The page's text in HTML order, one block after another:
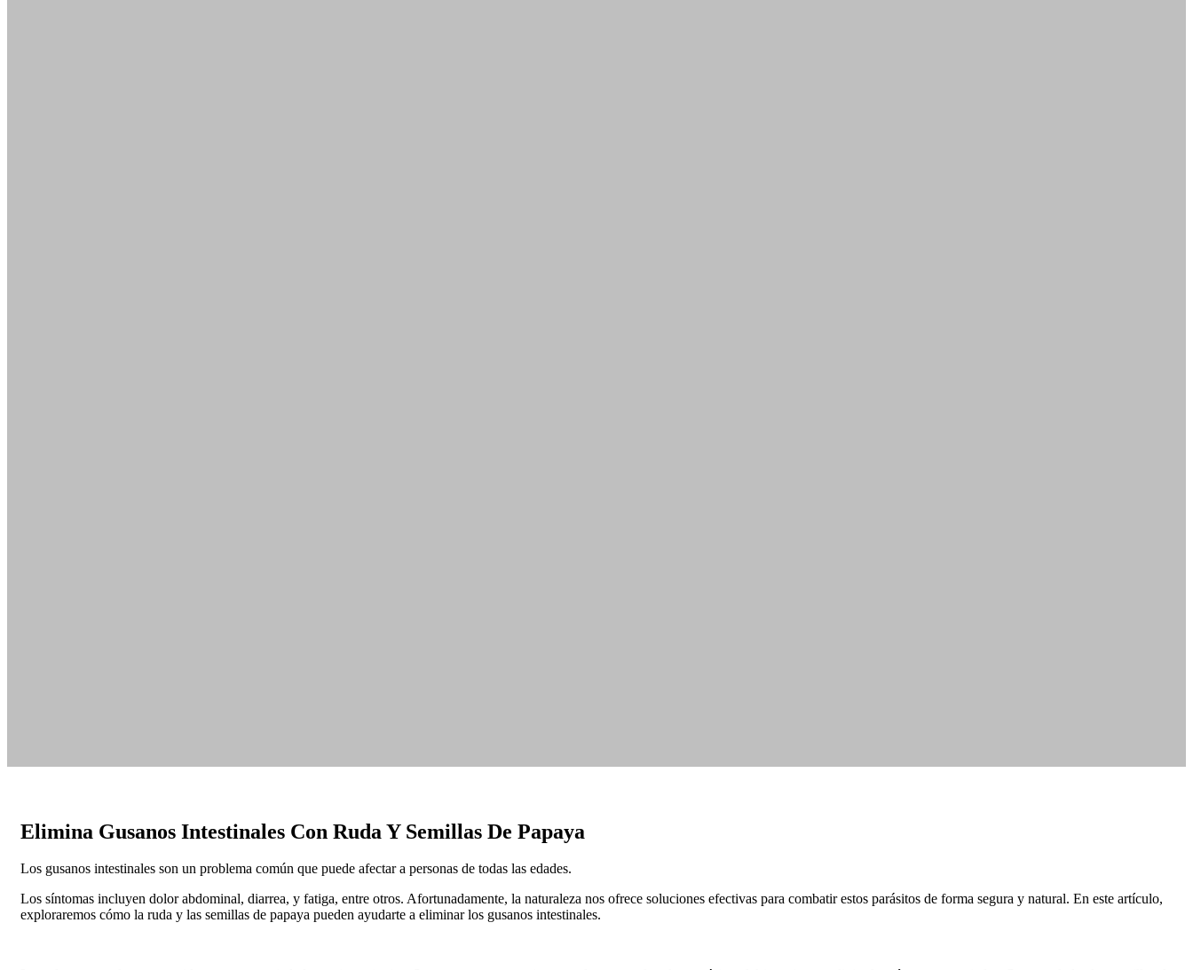
Elimina Gusanos Intestinales Con Ruda Y Semillas De Papaya
Los gusanos intestinales son un problema común que puede afectar a personas de todas las edades.
Los síntomas incluyen dolor abdominal, diarrea, y fatiga, entre otros. Afortunadamente, la naturaleza nos ofrece soluciones efectivas para combatir estos parásitos de forma segura y natural. En este artículo,
exploraremos cómo la ruda y las semillas de papaya pueden ayudarte a eliminar los gusanos intestinales.